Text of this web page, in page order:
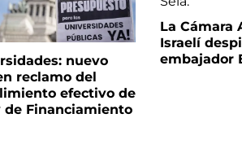
nuevo
reclamo del
efectivo de
de Financiamiento
La Cámara
Israelí
embajador